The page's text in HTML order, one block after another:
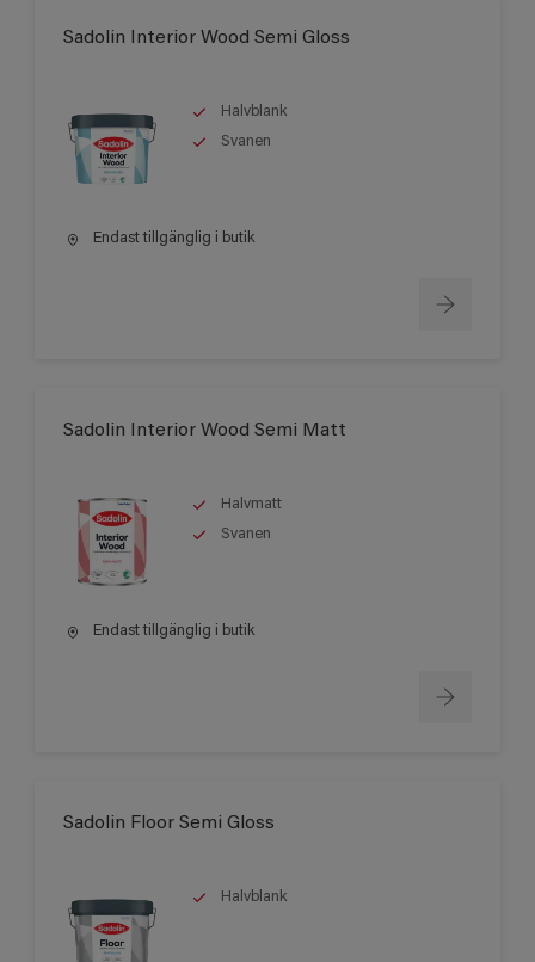
Sadolin Interior Wood Semi Gloss
Halvblank
Svanen
Endast tillgänglig i butik
Sadolin Interior Wood Semi Matt
Halvmatt
Svanen
Endast tillgänglig i butik
Sadolin Floor Semi Gloss
Halvblank